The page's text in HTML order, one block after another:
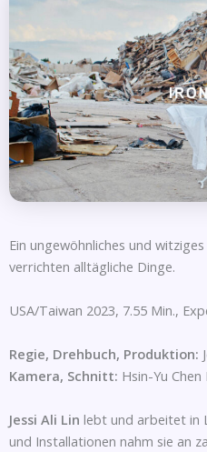
Ein ungewöhnliches und
verrichten alltägliche Dinge.
USA/Taiwan 2023, 7.55 Min.,
Regie, Drehbuch, Produktion:
Kamera, Schnitt: Hsin-Yu
Jessi Ali Lin lebt und arbeitet in
und Installationen nahm sie an